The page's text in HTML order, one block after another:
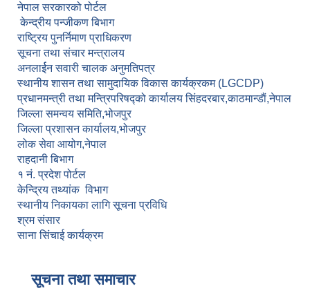
नेपाल सरकारको पोर्टल
केन्द्रीय पन्जीकण बिभाग
राष्ट्रिय पुनर्निमाण प्राधिकरण
सूचना तथा संचार मन्त्रालय
अनलार्ईन सवारी चालक अनुमतिपत्र
स्थानीय शासन तथा सामुदायिक विकास कार्यक्रकम (LGCDP)
प्रधानमन्त्री तथा मन्त्रिपरिषद्को कार्यालय सिंहदरबार,काठमान्डाैं,नेपाल
जिल्ला समन्वय समिति,भोजपुर
जिल्ला प्रशासन कार्यालय,भोजपुर
लोक सेवा आयोग,नेपाल
राहदानी बिभाग
१ नं. प्रदेश पोर्टल
केन्द्रिय तथ्यांक विभाग
स्थानीय निकायका लागि सूचना प्रविधि
श्रम संसार
साना सिंचाई कार्यक्रम
सूचना तथा समाचार